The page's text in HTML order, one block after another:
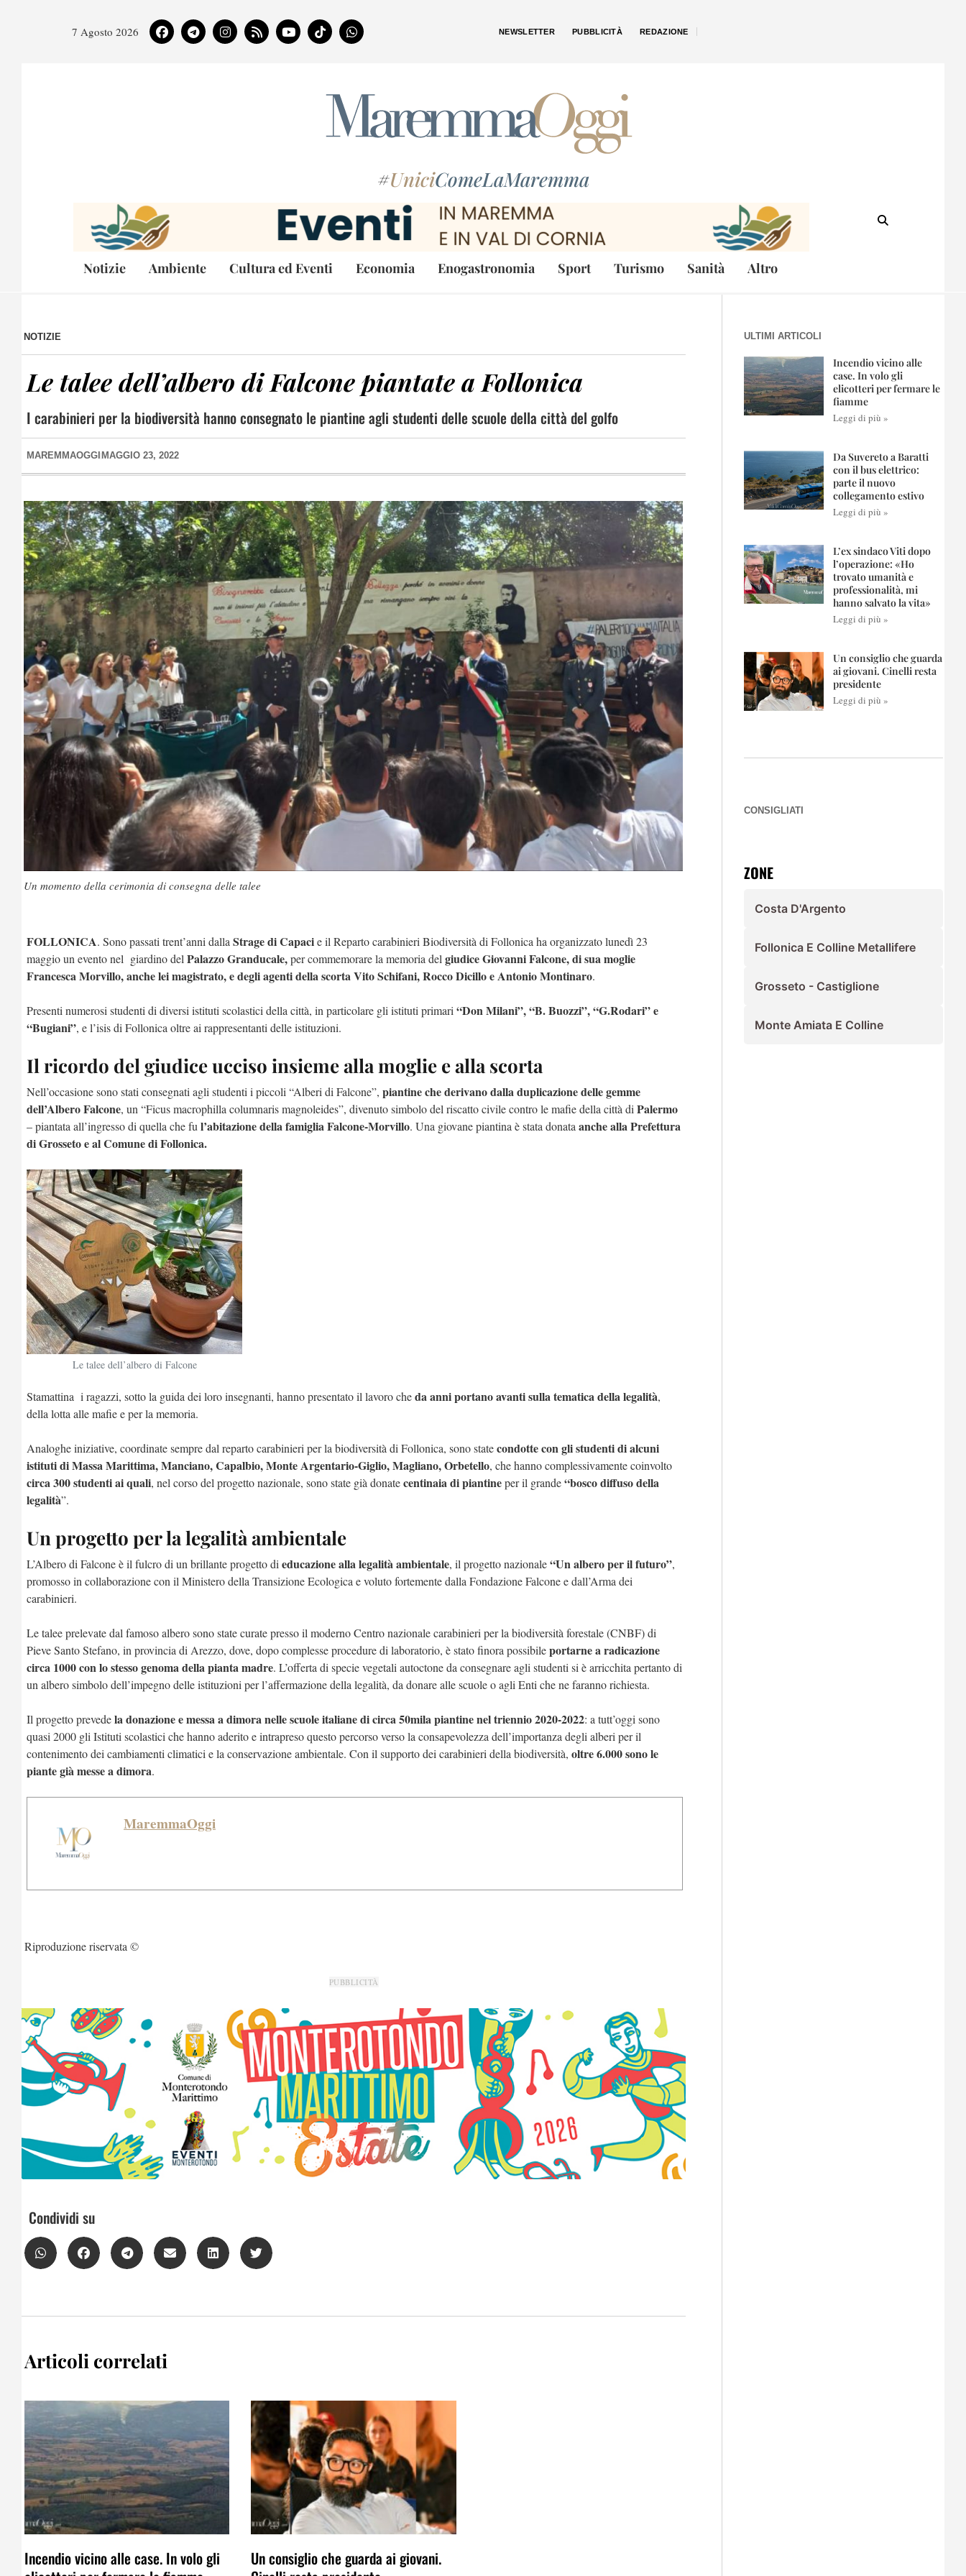
7 Agosto 2026 NEWSLETTER PUBBLICITÀ REDAZIONE
#UniciComeLaMaremma
Notizie Ambiente Cultura ed Eventi Economia Enogastronomia Sport Turismo Sanità Altro
NOTIZIE
Le talee dell’albero di Falcone piantate a Follonica
I carabinieri per la biodiversità hanno consegnato le piantine agli studenti delle scuole della città del golfo
MAREMMAOGGI MAGGIO 23, 2022
Un momento della cerimonia di consegna delle talee
FOLLONICA. Sono passati trent’anni dalla Strage di Capacie il Reparto carabinieri Biodiversità di Follonica ha organizzato lunedì 23
maggio un evento nel giardino del Palazzo Granducale,per commemorare la memoria del giudice Giovanni Falcone, di sua moglie
Francesca Morvillo, anche lei magistrato, e degli agenti della scorta Vito Schifani, Rocco Dicillo e Antonio Montinaro.
Presenti numerosi studenti di diversi istituti scolastici della città, in particolare gli istituti primari “Don Milani”, “B. Buozzi”, “G.Rodari” e
“Bugiani”, e l’isis di Follonica oltre ai rappresentanti delle istituzioni.
Il ricordo del giudice ucciso insieme alla moglie e alla scorta
Nell’occasione sono stati consegnati agli studenti i piccoli “Alberi di Falcone”, piantine che derivano dalla duplicazione delle gemme
dell’Albero Falcone, un “Ficus macrophilla columnaris magnoleides”, divenuto simbolo del riscatto civile contro le mafie della città di Palermo
– piantata all’ingresso di quella che fu l’abitazione della famiglia Falcone-Morvillo. Una giovane piantina è stata donata anche alla Prefettura
di Grosseto e al Comune di Follonica.
Le talee dell’albero di Falcone
Stamattina i ragazzi, sotto la guida dei loro insegnanti, hanno presentato il lavoro cheda anni portano avanti sulla tematica della legalità,
della lotta alle mafie e per la memoria.
Analoghe iniziative, coordinate sempre dal reparto carabinieri per la biodiversità di Follonica, sono statecondotte con gli studenti di alcuni
istituti di Massa Marittima, Manciano, Capalbio, Monte Argentario-Giglio, Magliano, Orbetello, che hanno complessivamente coinvolto
circa 300 studenti ai quali, nel corso del progetto nazionale, sono state già donatecentinaia di piantineper il grande“bosco diffuso della
legalità”.
Un progetto per la legalità ambientale
L’Albero di Falcone è il fulcro di un brillante progetto di educazione alla legalità ambientale, il progetto nazionale“Un albero per il futuro”,
promosso in collaborazione con il Ministero della Transizione Ecologica e voluto fortemente dalla Fondazione Falcone e dall’Arma dei
carabinieri.
Le talee prelevate dal famoso albero sono state curate presso il moderno Centro nazionale carabinieri per la biodiversità forestale (CNBF) di
Pieve Santo Stefano, in provincia di Arezzo, dove, dopo complesse procedure di laboratorio, è stato finora possibileportarne a radicazione
circa 1000 con lo stesso genoma della pianta madre. L’offerta di specie vegetali autoctone da consegnare agli studenti si è arricchita pertanto di
un albero simbolo dell’impegno delle istituzioni per l’affermazione della legalità, da donare alle scuole o agli Enti che ne faranno richiesta.
Il progetto prevedela donazione e messa a dimora nelle scuole italiane di circa 50mila piantine nel triennio 2020-2022: a tutt’oggi sono
quasi 2000 gli Istituti scolastici che hanno aderito e intrapreso questo percorso verso la consapevolezza dell’importanza degli alberi per il
contenimento dei cambiamenti climatici e la conservazione ambientale. Con il supporto dei carabinieri della biodiversità, oltre 6.000 sono le
piante già messe a dimora.
MaremmaOggi
Riproduzione riservata ©
PUBBLICITÀ
Condividi su
Articoli correlati
Incendio vicino alle case. In volo gli
Un consiglio che guarda ai giovani.
ULTIMI ARTICOLI
Incendio vicino alle
case. In volo gli
elicotteri per fermare le
fiamme
Leggi di più »
Da Suvereto a Baratti
con il bus elettrico:
parte il nuovo
collegamento estivo
Leggi di più »
L’ex sindaco Viti dopo
l’operazione: «Ho
trovato umanità e
professionalità, mi
hanno salvato la vita»
Leggi di più »
Un consiglio che guarda
ai giovani. Cinelli resta
presidente
Leggi di più »
CONSIGLIATI
ZONE
Costa D'Argento
Follonica E Colline Metallifere
Grosseto - Castiglione
Monte Amiata E Colline